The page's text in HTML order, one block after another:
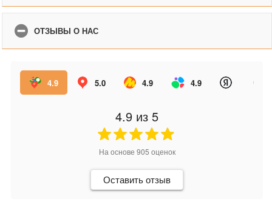
ОТЗЫВЫ О НАС
4.9 5.0 4.9 4.9
4.9 из 5
На основе 905 оценок
Оставить отзыв